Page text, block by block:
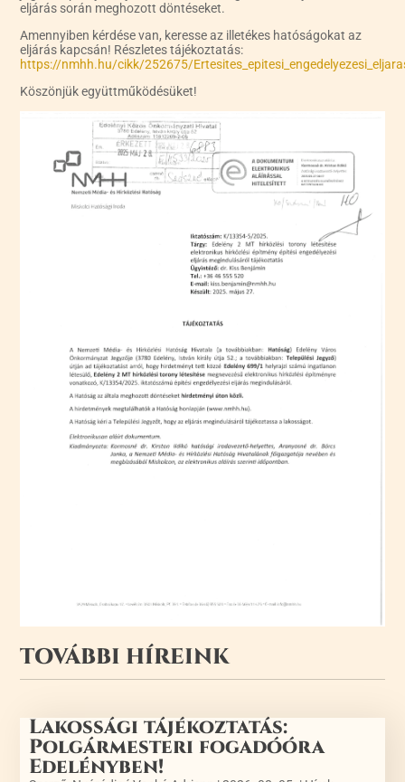
eljárás során meghozott döntéseket.
Amennyiben kérdése van, keresse az illetékes hatóságokat az
eljárás kapcsán! Részletes tájékoztatás:
https://nmhh.hu/cikk/252675/
Köszönjük együttműködésüket!
TOVÁBBI HÍREINK
Lakossági tájékoztatás:
Polgármesteri fogadóóra
Edelényben!